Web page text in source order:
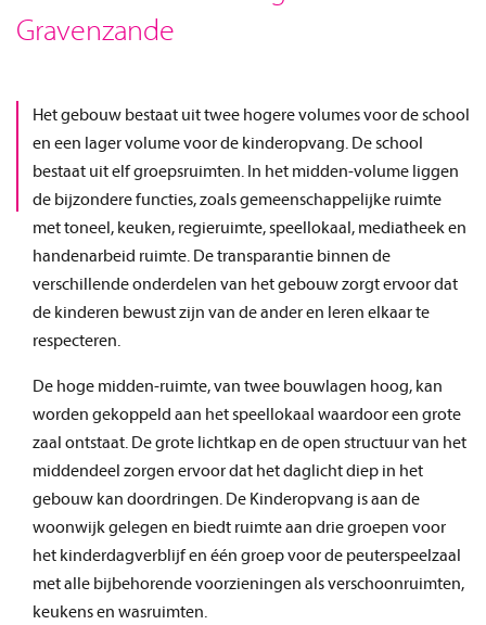
Gravenzande
Het gebouw bestaat uit twee hogere volumes voor de school
en een lager volume voor de kinderopvang. De school
bestaat uit elf groepsruimten. In het midden-volume liggen
de bijzondere functies, zoals gemeenschappelijke ruimte
met toneel, keuken, regieruimte, speellokaal, mediatheek en
handenarbeid ruimte. De transparantie binnen de
verschillende onderdelen van het gebouw zorgt ervoor dat
de kinderen bewust zijn van de ander en leren elkaar te
respecteren.
De hoge midden-ruimte, van twee bouwlagen hoog, kan
worden gekoppeld aan het speellokaal waardoor een grote
zaal ontstaat. De grote lichtkap en de open structuur van het
middendeel zorgen ervoor dat het daglicht diep in het
gebouw kan doordringen. De Kinderopvang is aan de
woonwijk gelegen en biedt ruimte aan drie groepen voor
het kinderdagverblijf en één groep voor de peuterspeelzaal
met alle bijbehorende voorzieningen als verschoonruimten,
keukens en wasruimten.